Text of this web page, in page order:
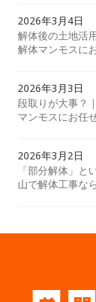
2026年3月4日
解体後の土地活
解体マンモスに
2026年3月3日
段取りが大事？
マンモスにお任
2026年3月2日
「部分解体」と
山で解体工事な